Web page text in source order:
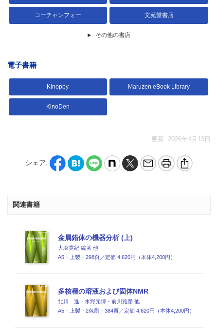
コーチャンフォー 文苑堂書店
その他の書店
電子書籍
Kinoppy Maruzen eBook Library
KinoDen
更新: 2026年4月13日
シェア:
関連書籍
金属錯体の機器分析 (上)
大塩寛紀 編著 他
A5・上製・298頁／定価 4,620円（本体4,200円）
多核種の溶液および固体NMR
北川 進・水野元博・前川雅彦 他
A5・上製・2色刷・384頁／定価 4,620円（本体4,200円）